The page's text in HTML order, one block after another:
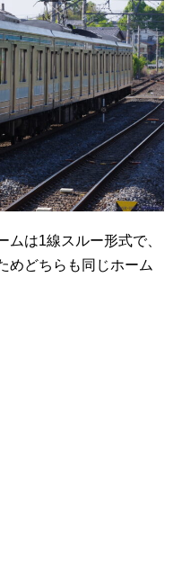
は1線スルー形式で、
めどちらも同じホーム